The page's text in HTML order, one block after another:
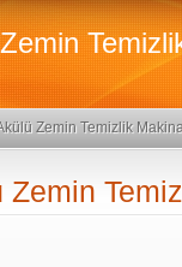
Zemin Temizlik